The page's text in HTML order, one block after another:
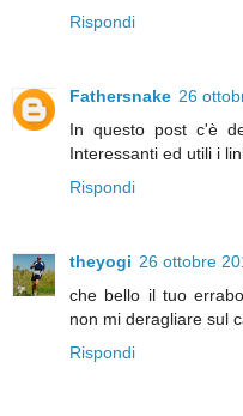
Rispondi
Fathersnake 26
In questo post c'è
Interessanti ed utili i
Rispondi
theyogi 26 ottobre
che bello il tuo
non mi deragliare sul
Rispondi